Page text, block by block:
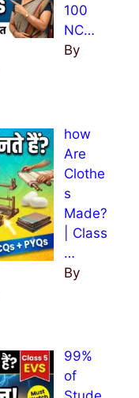
100
NC…
By
how
Are
Clothe
s
Made?
| Class
…
By
99%
of